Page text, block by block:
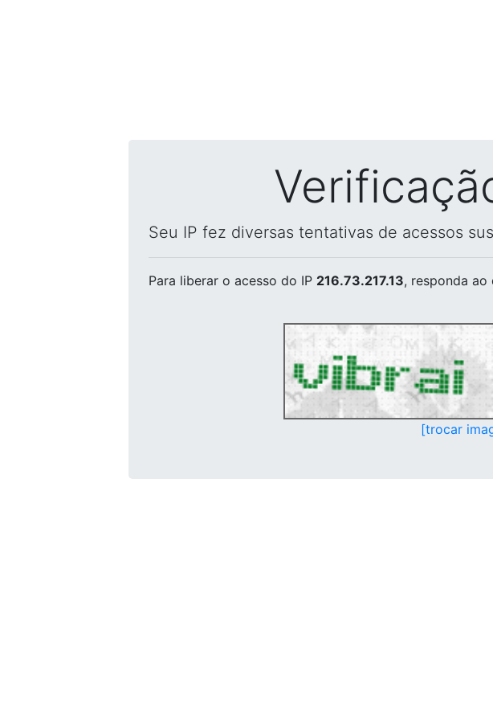
Seu IP fez diversas tentativas de acessos
Para liberar o acesso do IP 216.73.217.13, responda ao
[trocar